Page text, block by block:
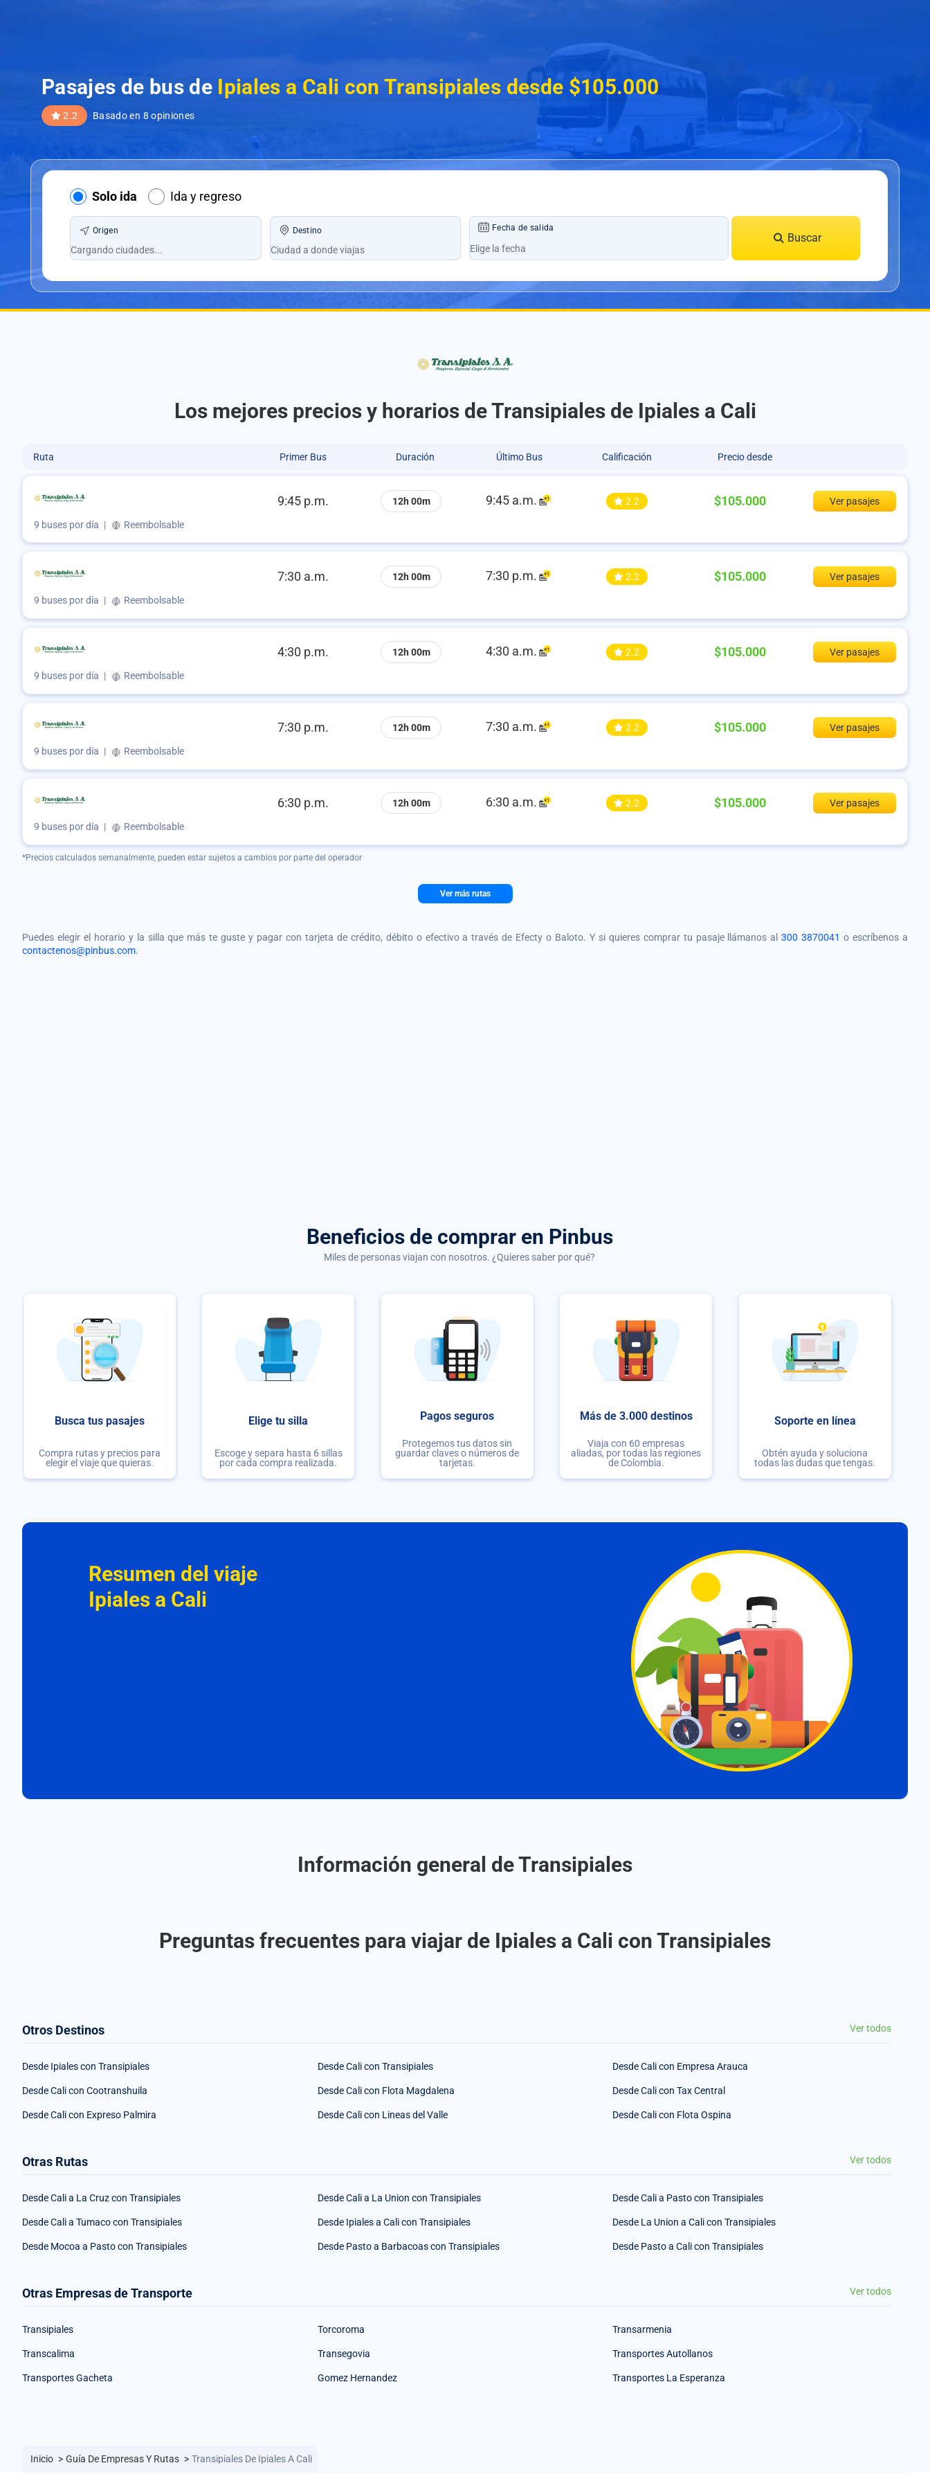
Pasajes de bus de Ipiales a Cali con Transipiales desde $105.000
2.2 Basado en 8 opiniones
Solo ida Ida y regreso
Origen Destino Fecha de salida
Buscar
Los mejores precios y horarios de Transipiales de Ipiales a Cali
Ruta Primer Bus Duración Último Bus Calificación Precio desde
9:45 p.m. 12h 00m 9:45 a.m. 2.2 $105.000 Ver pasajes
9 buses por día | Reembolsable
7:30 a.m. 12h 00m 7:30 p.m. 2.2 $105.000 Ver pasajes
9 buses por día | Reembolsable
4:30 p.m. 12h 00m 4:30 a.m. 2.2 $105.000 Ver pasajes
9 buses por día | Reembolsable
7:30 p.m. 12h 00m 7:30 a.m. 2.2 $105.000 Ver pasajes
9 buses por día | Reembolsable
6:30 p.m. 12h 00m 6:30 a.m. 2.2 $105.000 Ver pasajes
9 buses por día | Reembolsable
*Precios calculados semanalmente, pueden estar sujetos a cambios por parte del operador
Ver más rutas
Puedes elegir el horario y la silla que más te guste y pagar con tarjeta de crédito, débito o efectivo a través de Efecty o Baloto. Y si quieres comprar tu pasaje llámanos al300 3870041 o escríbenos a
contactenos@pinbus.com.
Beneficios de comprar en Pinbus
Miles de personas viajan con nosotros. ¿Quieres saber por qué?
Busca tus pasajes
Compra rutas y precios para
elegir el viaje que quieras.
Elige tu silla
Escoge y separa hasta 6 sillas
por cada compra realizada.
Pagos seguros
Protegemos tus datos sin
guardar claves o números de
tarjetas.
Más de 3.000 destinos
Viaja con 60 empresas
aliadas, por todas las regiones
de Colombia.
Soporte en línea
Obtén ayuda y soluciona
todas las dudas que tengas.
Resumen del viaje
Ipiales a Cali
Información general de Transipiales
Preguntas frecuentes para viajar de Ipiales a Cali con Transipiales
Otros Destinos Ver todos
Desde Ipiales con Transipiales Desde Cali con Transipiales Desde Cali con Empresa Arauca
Desde Cali con Cootranshuila Desde Cali con Flota Magdalena Desde Cali con Tax Central
Desde Cali con Expreso Palmira Desde Cali con Lineas del Valle Desde Cali con Flota Ospina
Otras Rutas Ver todos
Desde Cali a La Cruz con Transipiales Desde Cali a La Union con Transipiales Desde Cali a Pasto con Transipiales
Desde Cali a Tumaco con Transipiales Desde Ipiales a Cali con Transipiales Desde La Union a Cali con Transipiales
Desde Mocoa a Pasto con Transipiales Desde Pasto a Barbacoas con Transipiales Desde Pasto a Cali con Transipiales
Otras Empresas de Transporte Ver todos
Transipiales Torcoroma Transarmenia
Transcalima Transegovia Transportes Autollanos
Transportes Gacheta Gomez Hernandez Transportes La Esperanza
Inicio > Guía De Empresas Y Rutas > Transipiales De Ipiales A Cali